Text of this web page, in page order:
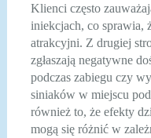
Klienci często
iniekcjach, co sprawia,
atrakcyjni. Z drugiej
zgłaszają negatywne
podczas zabiegu czy
siniaków w miejscu
również to, że efekty
mogą się różnić w